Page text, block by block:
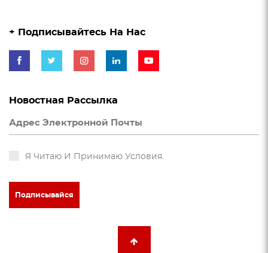
+ Подписывайтесь На Нас
Новостная Рассылка
Я Читаю И Принимаю Условия.
Подписывайся